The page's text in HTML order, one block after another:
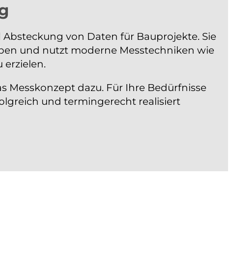
von Daten für Bauprojekte. Sie
und nutzt moderne Messtechniken wie
erzielen.
dazu. Für Ihre Bedürfnisse
und termingerecht realisiert